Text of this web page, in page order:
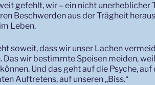
gefehlt, wir – ein nicht unerheblicher
Beschwerden aus der Trägheit
Leben.
soweit, dass wir unser Lachen
Das wir bestimmte Speisen meiden,
Und das geht auf die Psyche,
Auftretens, auf unseren „Biss.“